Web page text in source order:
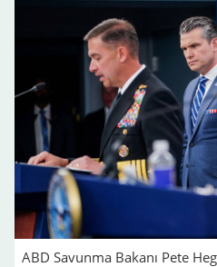
ABD Savunma Bakanı Pete